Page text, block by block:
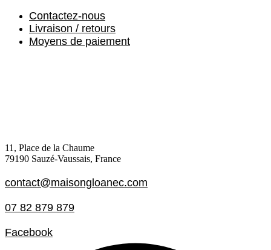
Contactez-nous
Livraison / retours
Moyens de paiement
11, Place de la Chaume
79190 Sauzé-Vaussais, France
contact@maisongloanec.com
07 82 879 879
Facebook